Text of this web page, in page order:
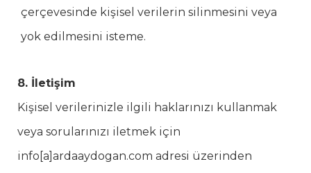
çerçevesinde kişisel verilerin silinmesini veya
yok edilmesini isteme.
8. İletişim
Kişisel verilerinizle ilgili haklarınızı kullanmak
veya sorularınızı iletmek için
info[a]ardaaydogan.com adresi üzerinden